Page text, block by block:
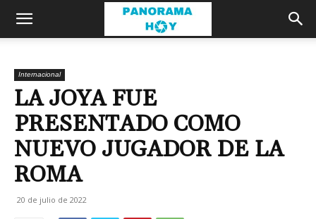
Internacional
LA JOYA FUE
PRESENTADO COMO
NUEVO JUGADOR DE LA
ROMA
20 de julio de 2022